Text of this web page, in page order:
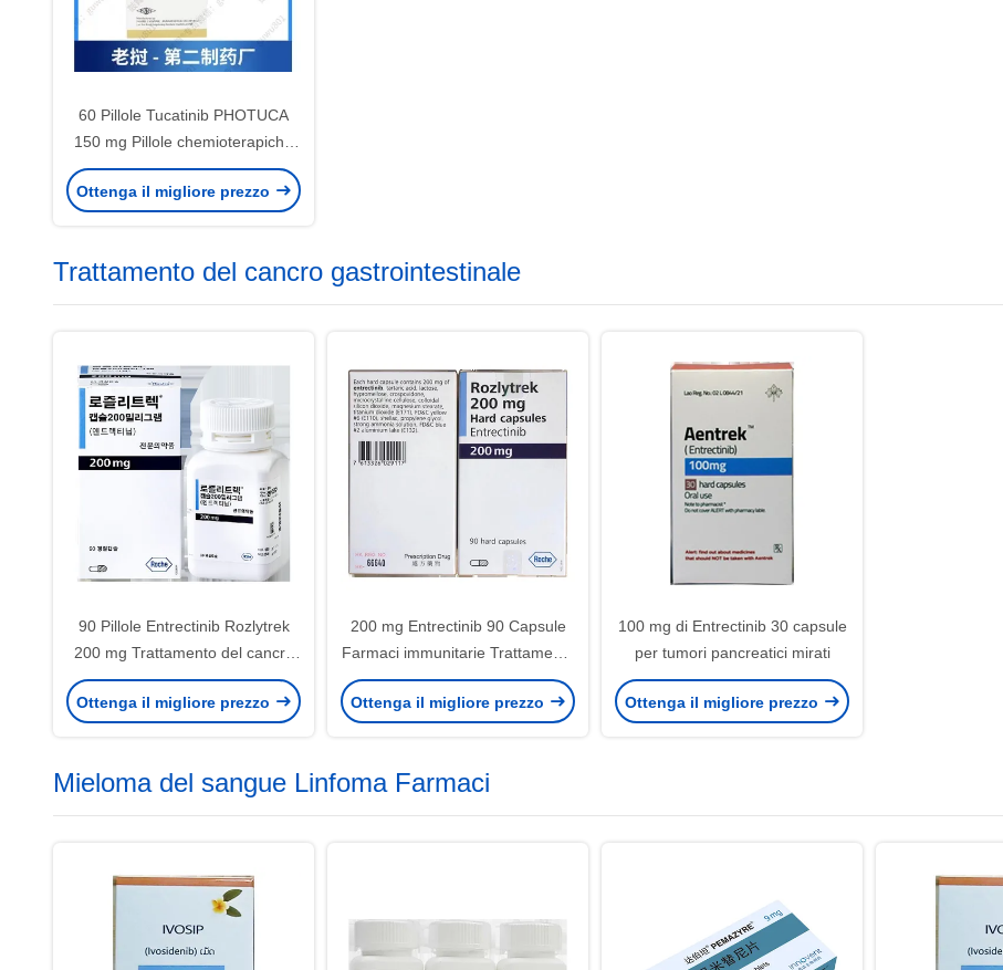
60 Pillole Tucatinib PHOTUCA
150 mg Pillole chemioterapiche
per il cancro al seno
Ottenga il migliore prezzo
Trattamento del cancro gastrointestinale
90 Pillole Entrectinib Rozlytrek
200 mg Trattamento del cancro
gastrointestinale
Ottenga il migliore prezzo
200 mg Entrectinib 90 Capsule
Farmaci immunitarie Trattamento
del cancro gastrointestinale
Ottenga il migliore prezzo
100 mg di Entrectinib 30 capsule
per tumori pancreatici mirati
Ottenga il migliore prezzo
Mieloma del sangue Linfoma Farmaci